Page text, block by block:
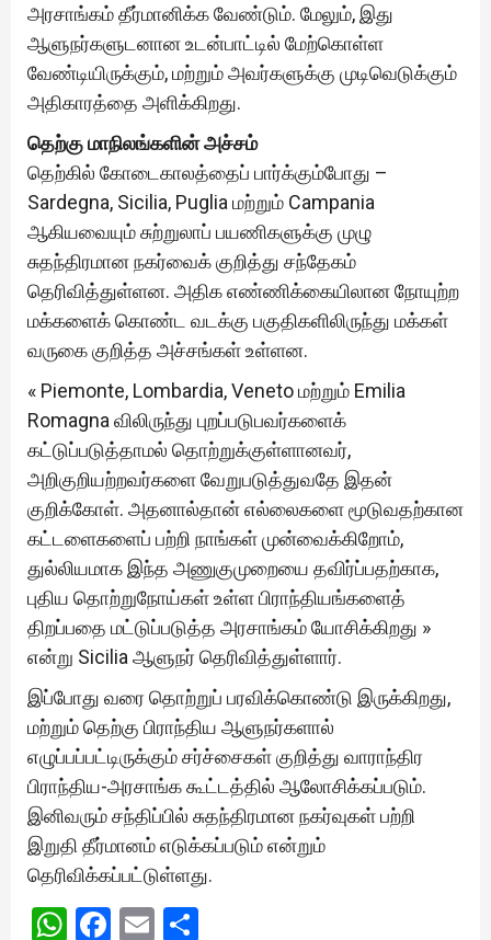
அரசாங்கம் தீர்மானிக்க வேண்டும். மேலும், இது
ஆளுநர்களுடனான உடன்பாட்டில் மேற்கொள்ள
வேண்டியிருக்கும், மற்றும் அவர்களுக்கு முடிவெடுக்கும்
அதிகாரத்தை அளிக்கிறது.
தெற்கு மாநிலங்களின் அச்சம்
தெற்கில் கோடைகாலத்தைப் பார்க்கும்போது –
Sardegna, Sicilia, Puglia மற்றும் Campania
ஆகியவையும் சுற்றுலாப் பயணிகளுக்கு முழு
சுதந்திரமான நகர்வைக் குறித்து சந்தேகம்
தெரிவித்துள்ளன. அதிக எண்ணிக்கையிலான நோயுற்ற
மக்களைக் கொண்ட வடக்கு பகுதிகளிலிருந்து மக்கள்
வருகை குறித்த அச்சங்கள் உள்ளன.
« Piemonte, Lombardia, Veneto மற்றும் Emilia
Romagna விலிருந்து புறப்படுபவர்களைக்
கட்டுப்படுத்தாமல் தொற்றுக்குள்ளானவர்,
அறிகுறியற்றவர்களை வேறுபடுத்துவதே இதன்
குறிக்கோள். அதனால்தான் எல்லைகளை மூடுவதற்கான
கட்டளைகளைப் பற்றி நாங்கள் முன்வைக்கிறோம்,
துல்லியமாக இந்த அணுகுமுறையை தவிர்ப்பதற்காக,
புதிய தொற்றுநோய்கள் உள்ள பிராந்தியங்களைத்
திறப்பதை மட்டுப்படுத்த அரசாங்கம் யோசிக்கிறது »
என்று Sicilia ஆளுநர் தெரிவித்துள்ளார்.
இப்போது வரை தொற்றுப் பரவிக்கொண்டு இருக்கிறது,
மற்றும் தெற்கு பிராந்திய ஆளுநர்களால்
எழுப்பப்பட்டிருக்கும் சர்ச்சைகள் குறித்து வாராந்திர
பிராந்திய-அரசாங்க கூட்டத்தில் ஆலோசிக்கப்படும்.
இனிவரும் சந்திப்பில் சுதந்திரமான நகர்வுகள் பற்றி
இறுதி தீர்மானம் எடுக்கப்படும் என்றும்
தெரிவிக்கப்பட்டுள்ளது.
WhatsApp
Facebook
Email